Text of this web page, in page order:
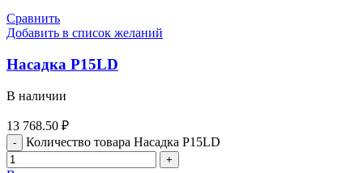
Сравнить
Добавить в список желаний
Насадка P15LD
В наличии
13 768.50 ₽
Количество товара Насадка P15LD